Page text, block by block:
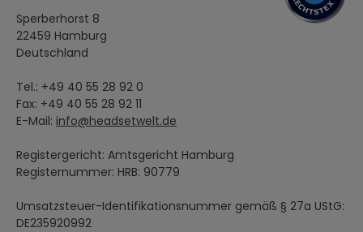
Sperberhorst 8
22459 Hamburg
Deutschland
Tel.: +49 40 55 28 92 0
Fax: +49 40 55 28 92 11
E-Mail: info@headsetwelt.de
Registergericht: Amtsgericht Hamburg
Registernummer: HRB: 90779
Umsatzsteuer-Identifikationsnummer gemäß § 27a UStG:
DE235920992